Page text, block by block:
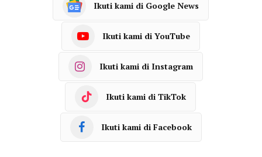
Ikuti kami di Google News
Ikuti kami di YouTube
Ikuti kami di Instagram
Ikuti kami di TikTok
Ikuti kami di Facebook